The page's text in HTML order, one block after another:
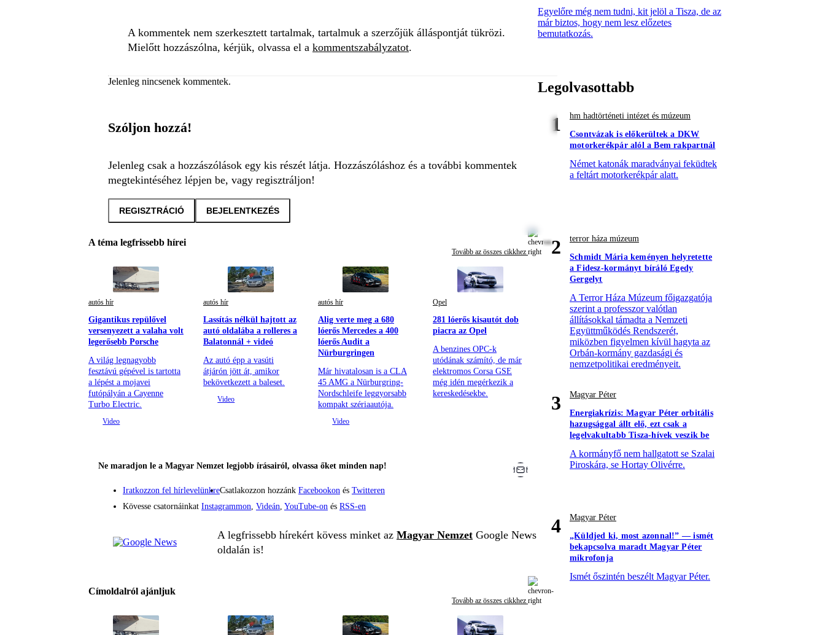
A kommentek nem szerkesztett tartalmak, tartalmuk a szerzőjük álláspontját tükrözi.
Mielőtt hozzászólna, kérjük, olvassa el a kommentszabályzatot.
Jelenleg nincsenek kommentek.
Szóljon hozzá!
Jelenleg csak a hozzászólások egy kis részét látja. Hozzászóláshoz és a további kommentek
megtekintéséhez lépjen be, vagy regisztráljon!
REGISZTRÁCIÓ BEJELENTKEZÉS
A téma legfrissebb hírei
Tovább az összes cikkhez
autós hír
Gigantikus repülővel
versenyezett a valaha volt
legerősebb Porsche
A világ legnagyobb
fesztávú gépével is tartotta
a lépést a mojavei
futópályán a Cayenne
Turbo Electric.
autós hír
Lassítás nélkül hajtott az
autó oldalába a rolleres a
Balatonnál + videó
Az autó épp a vasúti
átjárón jött át, amikor
bekövetkezett a baleset.
autós hír
Alig verte meg a 680
lóerős Mercedes a 400
lóerős Audit a
Nürburgringen
Már hivatalosan is a CLA
45 AMG a Nürburgring-
Nordschleife leggyorsabb
kompakt szériaautója.
Opel
281 lóerős kisautót dob
piacra az Opel
A benzines OPC-k
utódának számító, de már
elektromos Corsa GSE
még idén megérkezik a
kereskedésekbe.
Ne maradjon le a Magyar Nemzet legjobb írásairól, olvassa őket minden nap!
Iratkozzon fel hírlevelünkreCsatlakozzon hozzánk Facebookon és Twitteren
Kövesse csatornáinkat Instagrammon, Videán, YouTube-on és RSS-en
A legfrissebb hírekért kövess minket az Magyar Nemzet Google News
oldalán is!
Címoldalról ajánljuk
Tovább az összes cikkhez
Egyelőre még nem tudni, kit jelöl a Tisza, de az
már biztos, hogy nem lesz előzetes
bemutatkozás.
Legolvasottabb
1
hm hadtörténeti intézet és múzeum
Csontvázak is előkerültek a DKW
motorkerékpár alól a Bem rakpartnál
Német katonák maradványai feküdtek
a feltárt motorkerékpár alatt.
2
terror háza múzeum
Schmidt Mária keményen helyretette
a Fidesz-kormányt bíráló Egedy
Gergelyt
A Terror Háza Múzeum főigazgatója
szerint a professzor valótlan
állításokkal támadta a Nemzeti
Együttműködés Rendszerét,
miközben figyelmen kívül hagyta az
Orbán-kormány gazdasági és
nemzetpolitikai eredményeit.
3
Magyar Péter
Energiakrízis: Magyar Péter orbitális
hazugsággal állt elő, ezt csak a
legelvakultabb Tisza-hívek veszik be
A kormányfő nem hallgatott se Szalai
Piroskára, se Hortay Olivérre.
4
Magyar Péter
„Küldjed ki, most azonnal!” — ismét
bekapcsolva maradt Magyar Péter
mikrofonja
Ismét őszintén beszélt Magyar Péter.